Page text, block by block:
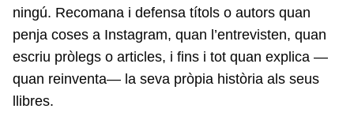
ningú. Recomana i defensa títols o autors quan
penja coses a Instagram, quan l’entrevisten, quan
escriu pròlegs o articles, i fins i tot quan explica —
quan reinventa— la seva pròpia història als seus
llibres.